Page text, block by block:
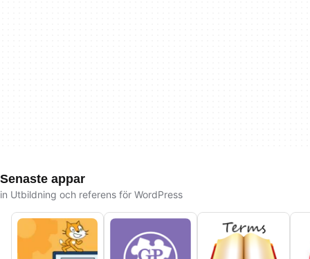
Senaste appar
in Utbildning och referens för WordPress